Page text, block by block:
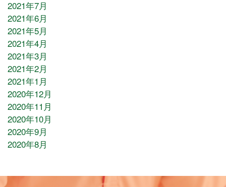
2021年7月
2021年6月
2021年5月
2021年4月
2021年3月
2021年2月
2021年1月
2020年12月
2020年11月
2020年10月
2020年9月
2020年8月